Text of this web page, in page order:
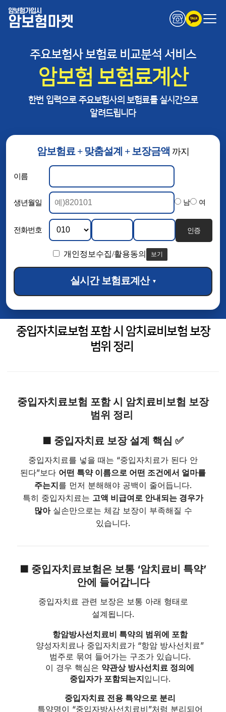
암보험가입시
암보험마켓
암보험료 + 맞춤설계 + 보장금액 까지
이름
생년월일 남 여
전화번호 인증
개인정보수집/활용동의 보기
실시간 보험료계산 ▼
주요보험사 보험료 비교분석 서비스
암보험 보험료계산
한번 입력으로 주요보험사의 보험료를 실시간으로
알려드립니다
중입자치료보험 포함 시 암치료비보험 보장
범위 정리
중입자치료보험 포함 시 암치료비보험 보장
범위 정리
■ 중입자치료 보장 설계 핵심 ✅
중입자치료를 넣을 때는 “중입자치료가 된다 안
된다”보다 어떤 특약 이름으로 어떤 조건에서 얼마를
주는지를 먼저 분해해야 공백이 줄어듭니다.
특히 중입자치료는 고액 비급여로 안내되는 경우가
많아실손만으로는 체감 보장이 부족해질 수
있습니다.
■ 중입자치료보험은 보통 ‘암치료비 특약’
안에 들어갑니다
중입자치료 관련 보장은 보통 아래 형태로
설계됩니다.
항암방사선치료비 특약의 범위에 포함
양성자치료나 중입자치료가 “항암 방사선치료”
범주로 묶여 들어가는 구조가 있습니다.
이 경우 핵심은 약관상 방사선치료 정의에
중입자가 포함되는지입니다.
중입자치료 전용 특약으로 분리
특약명이 “중입자방사선치료비”처럼 분리되어